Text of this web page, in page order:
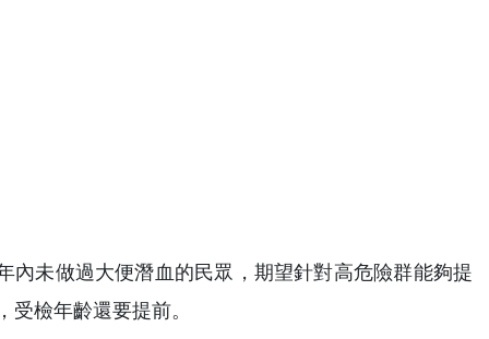
內未做過大便潛血的民眾，期望針對高危險群能夠提
檢年齡還要提前。